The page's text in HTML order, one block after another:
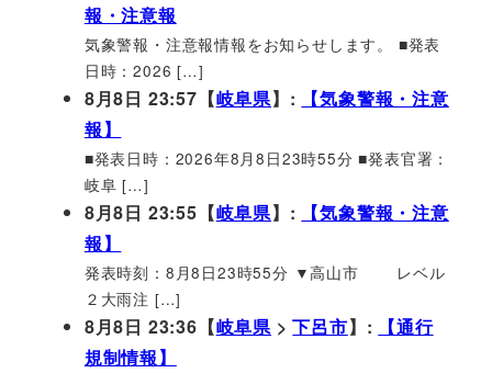
報・注意報
気象警報・注意報情報をお知らせします。 ■発表
日時：2026 […]
8月8日 23:57【岐阜県】:
【気象警報・注意
報】
■発表日時：2026年8月8日23時55分 ■発表官署：
岐阜 […]
8月8日 23:55【岐阜県】:
【気象警報・注意
報】
発表時刻：8月8日23時55分 ▼高山市 レベル
２大雨注 […]
8月8日 23:36【岐阜県 >下呂市】:
【通行
規制情報】